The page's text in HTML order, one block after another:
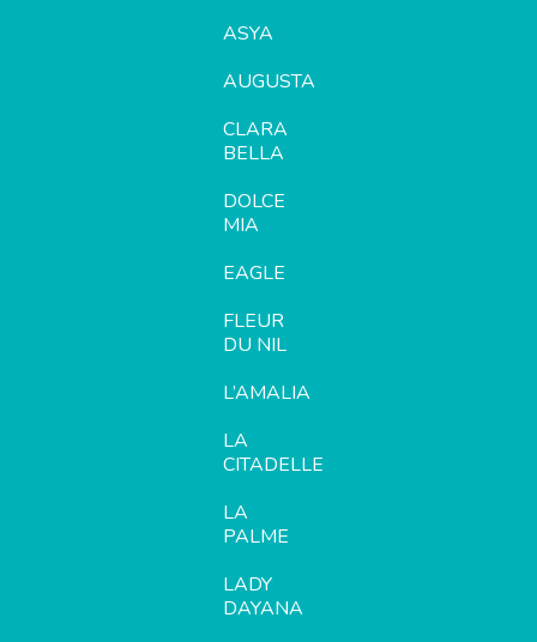
ASYA
AUGUSTA
CLARA
BELLA
DOLCE
MIA
EAGLE
FLEUR
DU NIL
L’AMALIA
LA
CITADELLE
LA
PALME
LADY
DAYANA